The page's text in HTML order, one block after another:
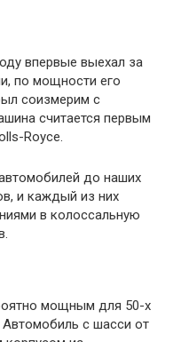
впервые выехал за
по мощности его
соизмерим с
считается первым
Royce.
до наших
и каждый из них
в колоссальную
мощным для 50-х
с шасси от